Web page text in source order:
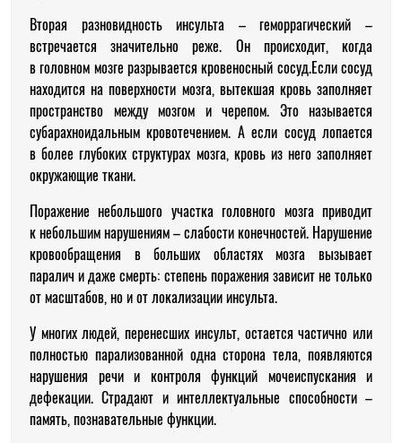
Вторая разновидность инсульта – геморрагический –
встречается значительно реже. Он происходит, когда
в головном мозге разрывается кровеносный сосуд.Если сосуд
находится на поверхности мозга, вытекшая кровь заполняет
пространство между мозгом и черепом. Это называется
субарахноидальным кровотечением. А если сосуд лопается
в более глубоких структурах мозга, кровь из него заполняет
окружающие ткани.
Поражение небольшого участка головного мозга приводит
к небольшим нарушениям – слабости конечностей. Нарушение
кровообращения в больших областях мозга вызывает
паралич и даже смерть: степень поражения зависит не только
от масштабов, но и от локализации инсульта.
У многих людей, перенесших инсульт, остается частично или
полностью парализованной одна сторона тела, появляются
нарушения речи и контроля функций мочеиспускания и
дефекации. Страдают и интеллектуальные способности –
память, познавательные функции.